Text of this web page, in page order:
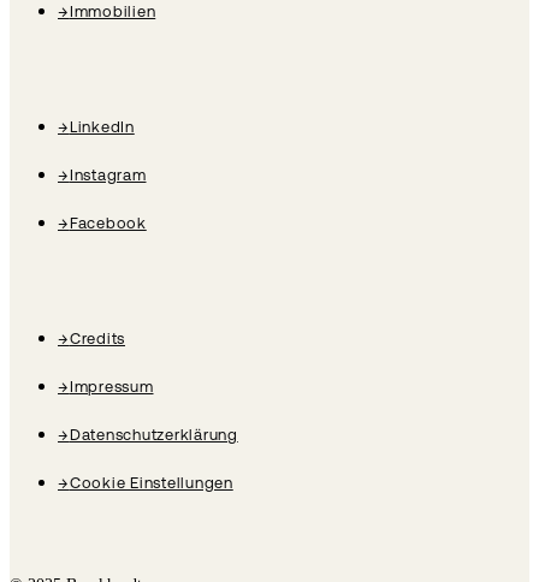
→Immobilien
→LinkedIn
→Instagram
→Facebook
→Credits
→Impressum
→Datenschutzerklärung
→Cookie Einstellungen